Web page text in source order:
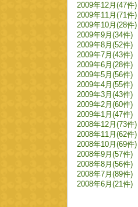
2009年12月(47件)
2009年11月(71件)
2009年10月(28件)
2009年9月(34件)
2009年8月(52件)
2009年7月(43件)
2009年6月(28件)
2009年5月(56件)
2009年4月(55件)
2009年3月(43件)
2009年2月(60件)
2009年1月(47件)
2008年12月(73件)
2008年11月(62件)
2008年10月(69件)
2008年9月(57件)
2008年8月(56件)
2008年7月(89件)
2008年6月(21件)